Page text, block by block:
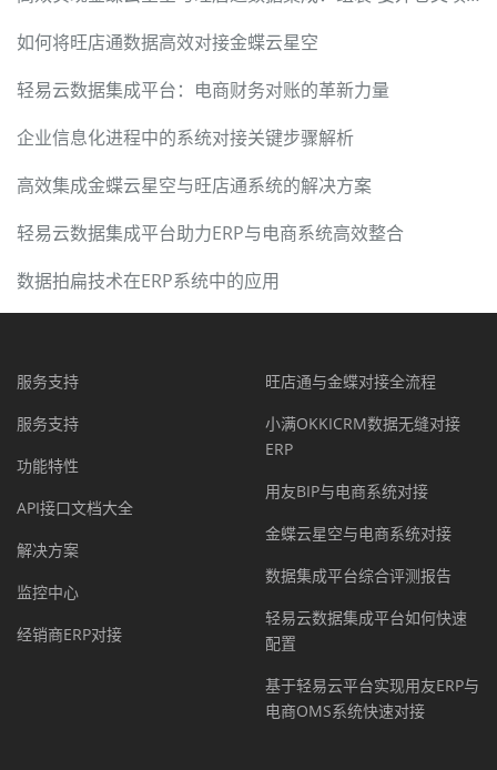
如何将旺店通数据高效对接金蝶云星空
轻易云数据集成平台：电商财务对账的革新力量
企业信息化进程中的系统对接关键步骤解析
高效集成金蝶云星空与旺店通系统的解决方案
轻易云数据集成平台助力ERP与电商系统高效整合
数据拍扁技术在ERP系统中的应用
服务支持
服务支持
功能特性
API接口文档大全
解决方案
监控中心
经销商ERP对接
旺店通与金蝶对接全流程
小满OKKICRM数据无缝对接
ERP
用友BIP与电商系统对接
金蝶云星空与电商系统对接
数据集成平台综合评测报告
轻易云数据集成平台如何快速
配置
基于轻易云平台实现用友ERP与
电商OMS系统快速对接